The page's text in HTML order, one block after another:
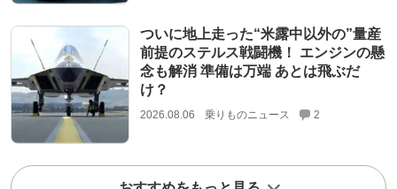
ついに地上走った“米露中以外の”量産
前提のステルス戦闘機！ エンジンの懸
念も解消 準備は万端 あとは飛ぶだ
け？
2026.08.06 乗りものニュース 2